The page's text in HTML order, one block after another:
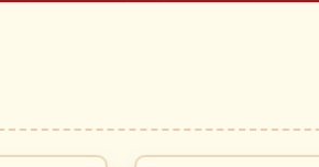
99:29 院线